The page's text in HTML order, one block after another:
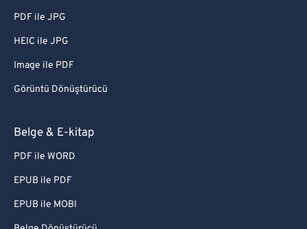
PDF ile JPG
HEIC ile JPG
Image ile PDF
Görüntü Dönüştürücü
Belge & E-kitap
PDF ile WORD
EPUB ile PDF
EPUB ile MOBI